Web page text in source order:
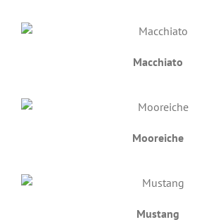
Macchiato
Mooreiche
Mustang